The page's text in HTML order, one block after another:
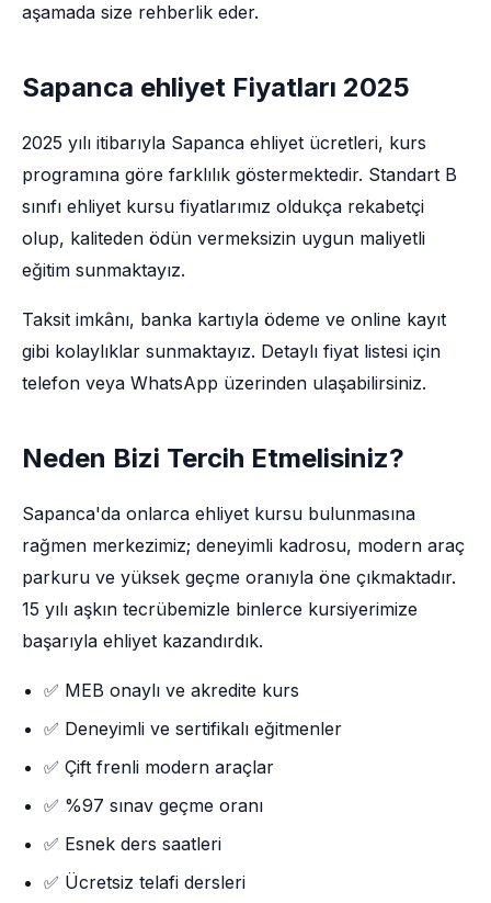
aşamada size rehberlik eder.
Sapanca ehliyet Fiyatları 2025
2025 yılı itibarıyla Sapanca ehliyet ücretleri, kurs
programına göre farklılık göstermektedir. Standart B
sınıfı ehliyet kursu fiyatlarımız oldukça rekabetçi
olup, kaliteden ödün vermeksizin uygun maliyetli
eğitim sunmaktayız.
Taksit imkânı, banka kartıyla ödeme ve online kayıt
gibi kolaylıklar sunmaktayız. Detaylı fiyat listesi için
telefon veya WhatsApp üzerinden ulaşabilirsiniz.
Neden Bizi Tercih Etmelisiniz?
Sapanca'da onlarca ehliyet kursu bulunmasına
rağmen merkezimiz; deneyimli kadrosu, modern araç
parkuru ve yüksek geçme oranıyla öne çıkmaktadır.
15 yılı aşkın tecrübemizle binlerce kursiyerimize
başarıyla ehliyet kazandırdık.
✅ MEB onaylı ve akredite kurs
✅ Deneyimli ve sertifikalı eğitmenler
✅ Çift frenli modern araçlar
✅ %97 sınav geçme oranı
✅ Esnek ders saatleri
✅ Ücretsiz telafi dersleri